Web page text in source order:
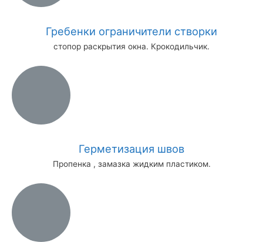
Гребенки ограничители створки
стопор раскрытия окна. Крокодильчик.
Герметизация швов
Пропенка , замазка жидким пластиком.